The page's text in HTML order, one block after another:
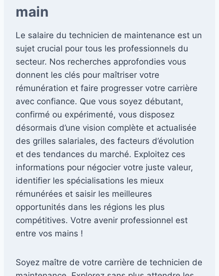
main
Le salaire du technicien de maintenance est un
sujet crucial pour tous les professionnels du
secteur. Nos recherches approfondies vous
donnent les clés pour maîtriser votre
rémunération et faire progresser votre carrière
avec confiance. Que vous soyez débutant,
confirmé ou expérimenté, vous disposez
désormais d’une vision complète et actualisée
des grilles salariales, des facteurs d’évolution
et des tendances du marché. Exploitez ces
informations pour négocier votre juste valeur,
identifier les spécialisations les mieux
rémunérées et saisir les meilleures
opportunités dans les régions les plus
compétitives. Votre avenir professionnel est
entre vos mains !
Soyez maître de votre carrière de technicien de